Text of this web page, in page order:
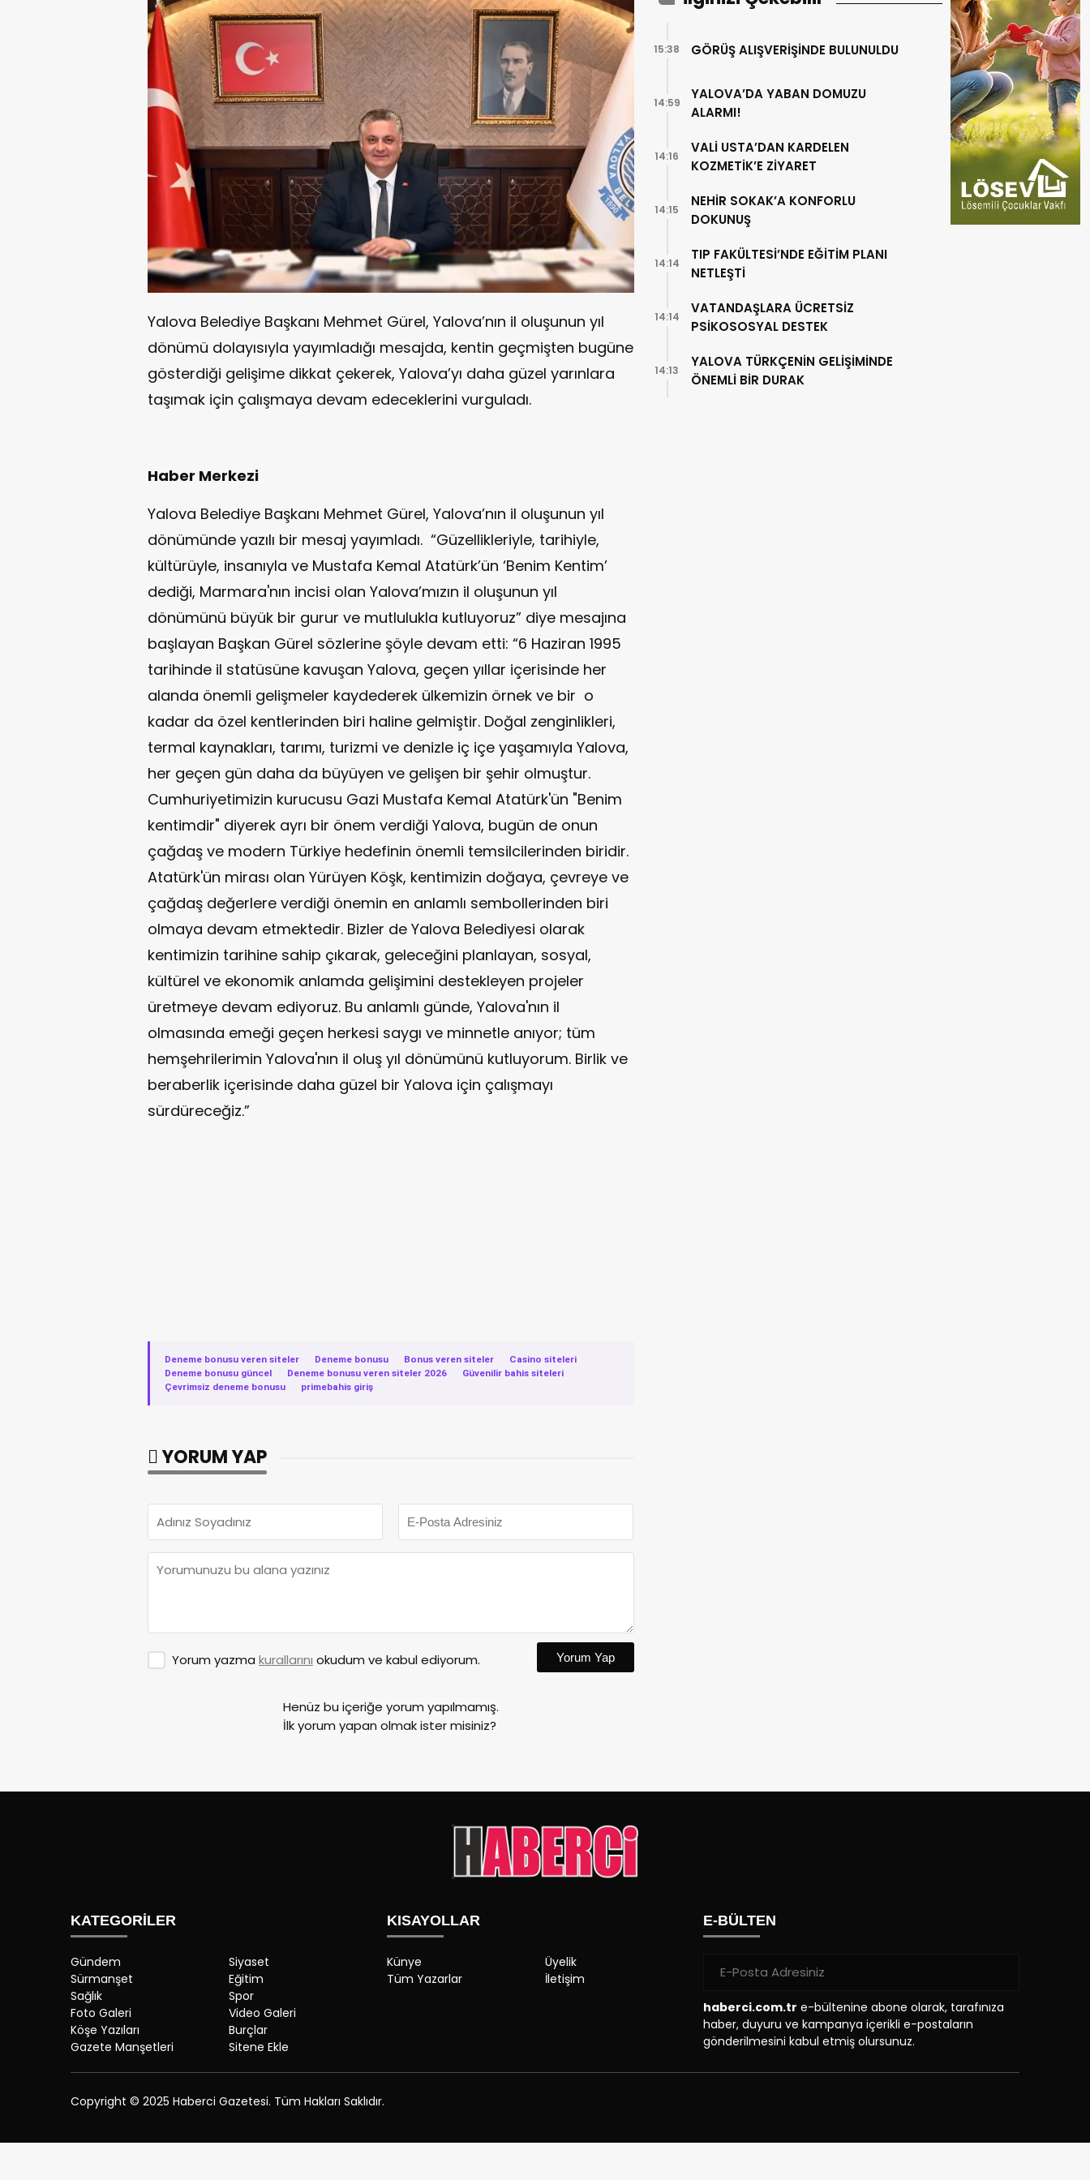
Yalova Belediye Başkanı Mehmet Gürel, Yalova’nın il oluşunun yıl
dönümü dolayısıyla yayımladığı mesajda, kentin geçmişten bugüne
gösterdiği gelişime dikkat çekerek, Yalova’yı daha güzel yarınlara
taşımak için çalışmaya devam edeceklerini vurguladı.
Haber Merkezi
Yalova Belediye Başkanı Mehmet Gürel, Yalova’nın il oluşunun yıl
dönümünde yazılı bir mesaj yayımladı. “Güzellikleriyle, tarihiyle,
kültürüyle, insanıyla ve Mustafa Kemal Atatürk’ün ‘Benim Kentim’
dediği, Marmara'nın incisi olan Yalova’mızın il oluşunun yıl
dönümünü büyük bir gurur ve mutlulukla kutluyoruz” diye mesajına
başlayan Başkan Gürel sözlerine şöyle devam etti: “6 Haziran 1995
tarihinde il statüsüne kavuşan Yalova, geçen yıllar içerisinde her
alanda önemli gelişmeler kaydederek ülkemizin örnek ve bir o
kadar da özel kentlerinden biri haline gelmiştir. Doğal zenginlikleri,
termal kaynakları, tarımı, turizmi ve denizle iç içe yaşamıyla Yalova,
her geçen gün daha da büyüyen ve gelişen bir şehir olmuştur.
Cumhuriyetimizin kurucusu Gazi Mustafa Kemal Atatürk'ün "Benim
kentimdir" diyerek ayrı bir önem verdiği Yalova, bugün de onun
çağdaş ve modern Türkiye hedefinin önemli temsilcilerinden biridir.
Atatürk'ün mirası olan Yürüyen Köşk, kentimizin doğaya, çevreye ve
çağdaş değerlere verdiği önemin en anlamlı sembollerinden biri
olmaya devam etmektedir. Bizler de Yalova Belediyesi olarak
kentimizin tarihine sahip çıkarak, geleceğini planlayan, sosyal,
kültürel ve ekonomik anlamda gelişimini destekleyen projeler
üretmeye devam ediyoruz. Bu anlamlı günde, Yalova'nın il
olmasında emeği geçen herkesi saygı ve minnetle anıyor; tüm
hemşehrilerimin Yalova'nın il oluş yıl dönümünü kutluyorum. Birlik ve
beraberlik içerisinde daha güzel bir Yalova için çalışmayı
sürdüreceğiz.”
Deneme bonusu veren siteler · Deneme bonusu · Bonus veren siteler · Casino siteleri
·
Deneme bonusu güncel
· Deneme bonusu veren siteler 2026 · Güvenilir bahis siteleri
·
Çevrimsiz deneme bonusu
· primebahis giriş
YORUM YAP
Yorum yazma kurallarını okudum ve kabul ediyorum. Yorum Yap
Henüz bu içeriğe yorum yapılmamış.
İlk yorum yapan olmak ister misiniz?
GÖRÜŞ ALIŞVERİŞİNDE BULUNULDU
15:38
YALOVA’DA YABAN DOMUZU
ALARMI!
14:59
VALİ USTA’DAN KARDELEN
KOZMETİK’E ZİYARET
14:16
NEHİR SOKAK’A KONFORLU
DOKUNUŞ
14:15
TIP FAKÜLTESİ’NDE EĞİTİM PLANI
NETLEŞTİ
14:14
VATANDAŞLARA ÜCRETSİZ
PSİKOSOSYAL DESTEK
14:14
YALOVA TÜRKÇENİN GELİŞİMİNDE
ÖNEMLİ BİR DURAK
14:13
KATEGORİLER
Gündem
Siyaset
Sürmanşet
Eğitim
Sağlık
Spor
Foto Galeri
Video Galeri
Köşe Yazıları
Burçlar
Gazete Manşetleri
Sitene Ekle
KISAYOLLAR
Künye
Üyelik
Tüm Yazarlar
İletişim
E-BÜLTEN
haberci.com.tr e-bültenine abone olarak, tarafınıza
haber, duyuru ve kampanya içerikli e-postaların
gönderilmesini kabul etmiş olursunuz.
Copyright © 2025 Haberci Gazetesi. Tüm Hakları Saklıdır.